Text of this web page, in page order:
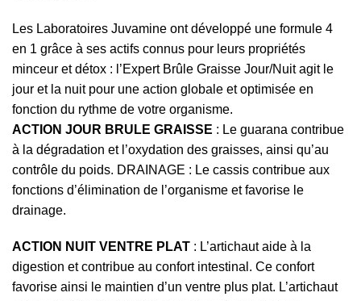
Les Laboratoires Juvamine ont développé une formule 4
en 1 grâce à ses actifs connus pour leurs propriétés
minceur et détox : l’Expert Brûle Graisse Jour/Nuit agit le
jour et la nuit pour une action globale et optimisée en
fonction du rythme de votre organisme.
ACTION JOUR BRULE GRAISSE : Le guarana contribue
à la dégradation et l’oxydation des graisses, ainsi qu’au
contrôle du poids. DRAINAGE : Le cassis contribue aux
fonctions d’élimination de l’organisme et favorise le
drainage.
ACTION NUIT VENTRE PLAT : L’artichaut aide à la
digestion et contribue au confort intestinal. Ce confort
favorise ainsi le maintien d’un ventre plus plat. L’artichaut